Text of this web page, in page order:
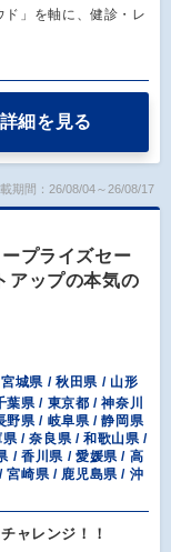
」を軸に、健診・レ
詳細を見る
期間：26/08/04～26/08/17
プライズセー
アップの本気の
城県 / 秋田県 / 山形
県 / 東京都 / 神奈川
野県 / 岐阜県 / 静岡県
/ 奈良県 / 和歌山県 /
/ 香川県 / 愛媛県 / 高
宮崎県 / 鹿児島県 / 沖
ャレンジ！！